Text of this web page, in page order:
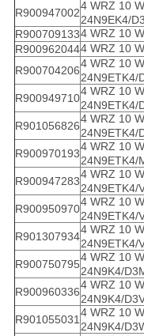
R900947002
4 WRZ 10
24N9EK4/
R9007091334 WRZ 10
R9009620444 WRZ 10
R900704206
4 WRZ 10
24N9ETK4/
R900949710
4 WRZ 10
24N9ETK4/
R901056826
4 WRZ 10
24N9ETK4/
R900970193
4 WRZ 10
24N9ETK4/
R900947283
4 WRZ 10
24N9ETK4/
R900950970
4 WRZ 10
24N9ETK4/
R901307934
4 WRZ 10
24N9ETK4/
R900750795
4 WRZ 10
24N9K4/
R900960336
4 WRZ 10
24N9K4/
R901055031
4 WRZ 10
24N9K4/